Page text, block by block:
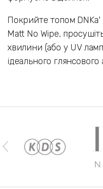
Покрийте топом DNKa'
Matt No Wipe,
хвилини (або у UV
ідеального